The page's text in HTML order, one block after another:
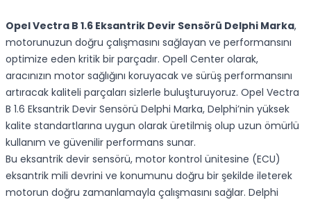
Opel Vectra B 1.6 Eksantrik Devir Sensörü Delphi Marka,
motorunuzun doğru çalışmasını sağlayan ve performansını
optimize eden kritik bir parçadır. Opell Center olarak,
aracınızın motor sağlığını koruyacak ve sürüş performansını
artıracak kaliteli parçaları sizlerle buluşturuyoruz. Opel Vectra
B 1.6 Eksantrik Devir Sensörü Delphi Marka, Delphi’nin yüksek
kalite standartlarına uygun olarak üretilmiş olup uzun ömürlü
kullanım ve güvenilir performans sunar.
Bu eksantrik devir sensörü, motor kontrol ünitesine (ECU)
eksantrik mili devrini ve konumunu doğru bir şekilde ileterek
motorun doğru zamanlamayla çalışmasını sağlar. Delphi